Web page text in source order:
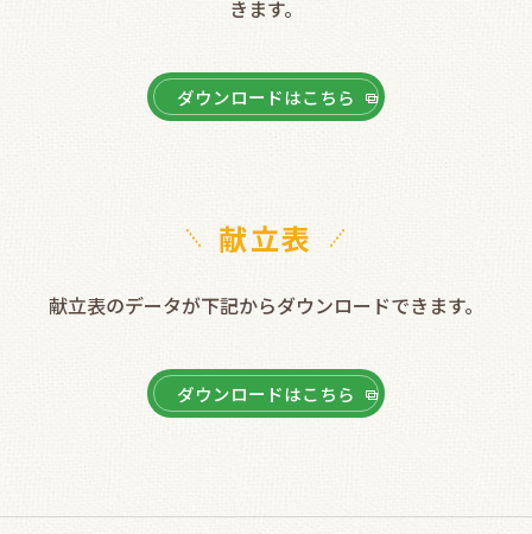
きます。
ダウンロードはこちら
献立表
献立表のデータが下記からダウンロードできます。
ダウンロードはこちら